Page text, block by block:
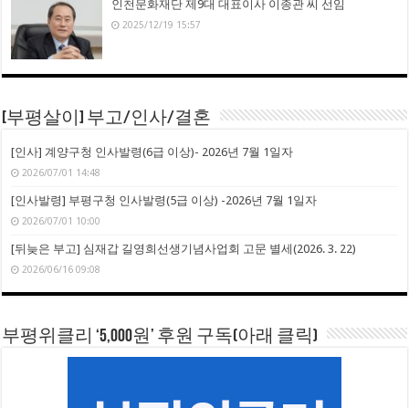
인천문화재단 제9대 대표이사 이종관 씨 선임
2025/12/19 15:57
[부평살이] 부고/인사/결혼
[인사] 계양구청 인사발령(6급 이상)- 2026년 7월 1일자
2026/07/01 14:48
[인사발령] 부평구청 인사발령(5급 이상) -2026년 7월 1일자
2026/07/01 10:00
[뒤늦은 부고] 심재갑 길영희선생기념사업회 고문 별세(2026. 3. 22)
2026/06/16 09:08
부평위클리 ‘5,000원’ 후원 구독(아래 클릭)